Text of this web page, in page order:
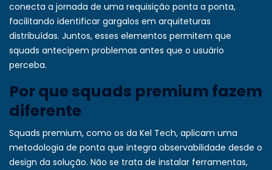
conecta a jornada de uma requisição ponta a ponta,
facilitando identificar gargalos em arquiteturas
distribuídas. Juntos, esses elementos permitem que
squads antecipem problemas antes que o usuário
perceba.
Por que squads premium fazem
diferente
Squads premium, como os da Kel Tech, aplicam uma
metodologia de ponta que integra observabilidade desde o
design da solução. Não se trata de instalar ferramentas,